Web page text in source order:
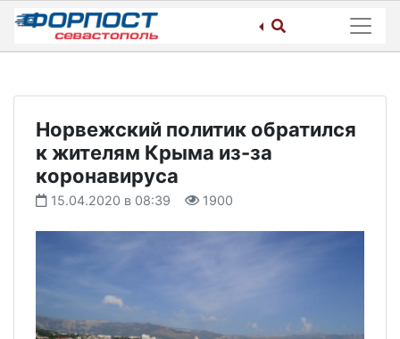
Skip
content
Норвежский политик обратился
к жителям Крыма из-за
коронавируса
15.04.2020 в 08:39 1900